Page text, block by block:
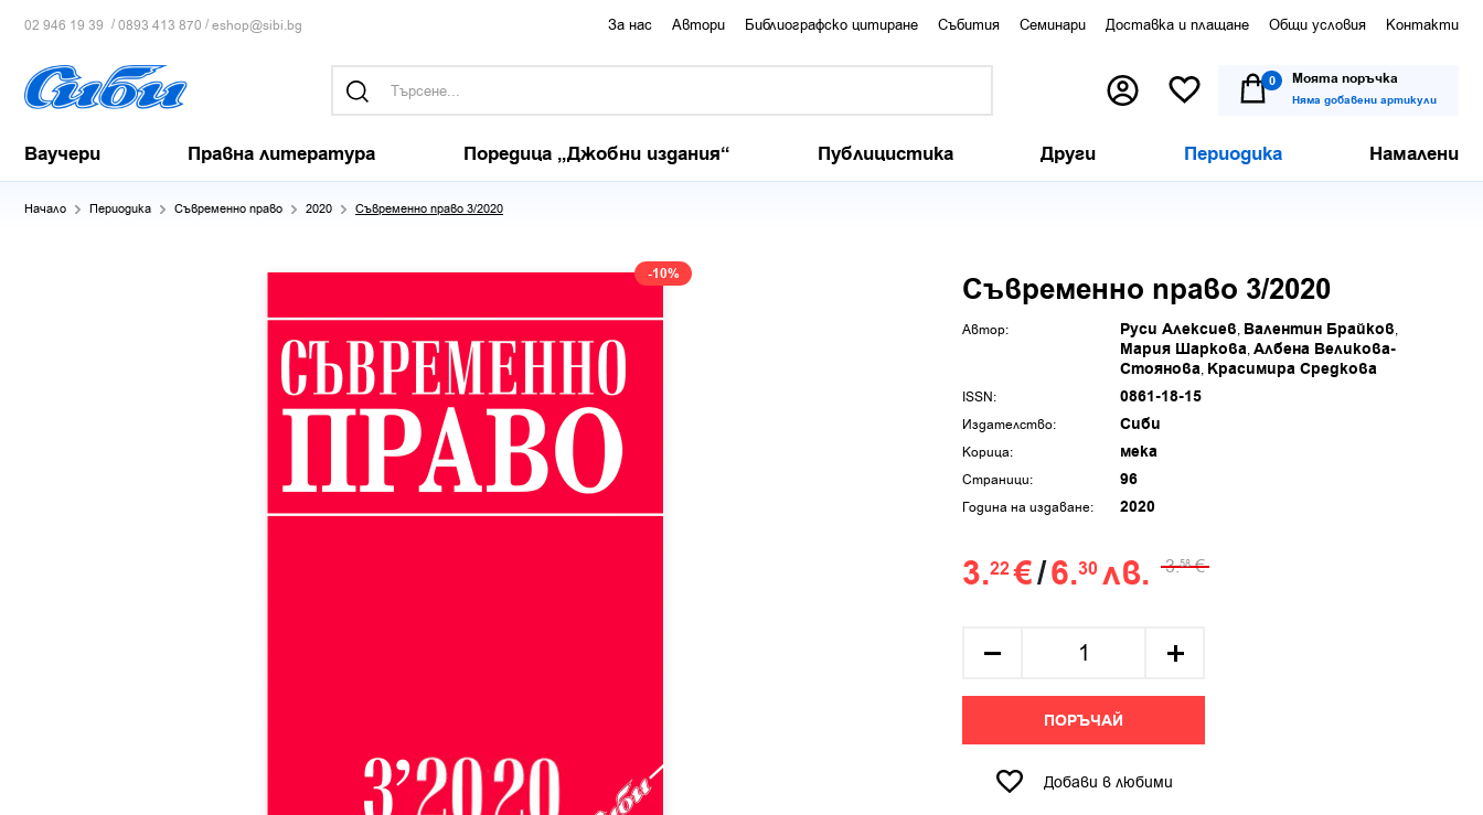
02 946 19 39 /0893 413 870 /eshop@sibi.bg За нас Автори Библиографско цитиране Събития Семинари Доставка и плащане Общи условия Контакти
0 Моята поръчка
Няма добавени артикули
Ваучери Правна литература Поредица „Джобни издания“ Публицистика Други Периодика Намалени
Начало Периодика Съвременно право 2020 Съвременно право 3/2020
-10% Съвременно право 3/2020
Автор: Руси Алексиев Валентин Брайков
Мария Шаркова Албена Великова-
Стоянова Красимира Средкова
ISSN: 0861-18-15
Издателство: Сиби
Корица: мека
Страници: 96
Година на издаване: 2020
3.22 €/6.30 лв. 3.58 €
ПОРЪЧАЙ
Добави в любими